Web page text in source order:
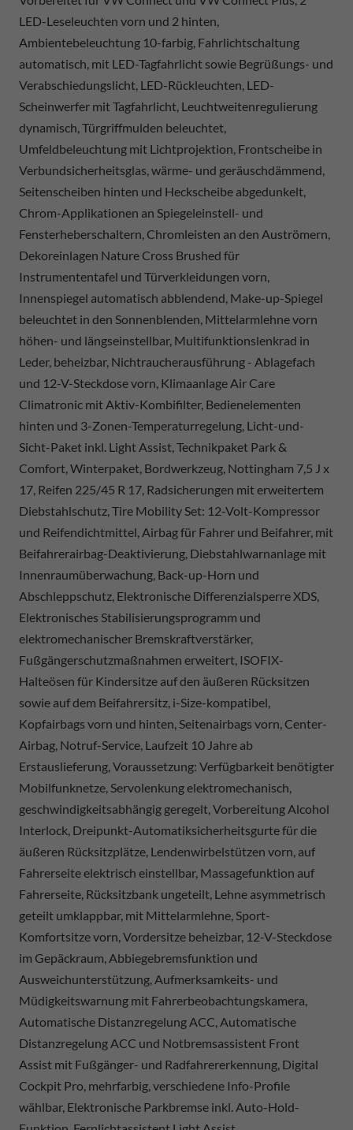
LED-Leseleuchten vorn und 2 hinten,
Ambientebeleuchtung 10-farbig, Fahrlichtschaltung
automatisch, mit LED-Tagfahrlicht sowie Begrüßungs- und
Verabschiedungslicht, LED-Rückleuchten, LED-
Scheinwerfer mit Tagfahrlicht, Leuchtweitenregulierung
dynamisch, Türgriffmulden beleuchtet,
Umfeldbeleuchtung mit Lichtprojektion, Frontscheibe in
Verbundsicherheitsglas, wärme- und geräuschdämmend,
Seitenscheiben hinten und Heckscheibe abgedunkelt,
Chrom-Applikationen an Spiegeleinstell- und
Fensterheberschaltern, Chromleisten an den Auströmern,
Dekoreinlagen Nature Cross Brushed für
Instrumententafel und Türverkleidungen vorn,
Innenspiegel automatisch abblendend, Make-up-Spiegel
beleuchtet in den Sonnenblenden, Mittelarmlehne vorn
höhen- und längseinstellbar, Multifunktionslenkrad in
Leder, beheizbar, Nichtraucherausführung - Ablagefach
und 12-V-Steckdose vorn, Klimaanlage Air Care
Climatronic mit Aktiv-Kombifilter, Bedienelementen
hinten und 3-Zonen-Temperaturregelung, Licht-und-
Sicht-Paket inkl. Light Assist, Technikpaket Park &
Comfort, Winterpaket, Bordwerkzeug, Nottingham 7,5 J x
17, Reifen 225/45 R 17, Radsicherungen mit erweitertem
Diebstahlschutz, Tire Mobility Set: 12-Volt-Kompressor
und Reifendichtmittel, Airbag für Fahrer und Beifahrer, mit
Beifahrerairbag-Deaktivierung, Diebstahlwarnanlage mit
Innenraumüberwachung, Back-up-Horn und
Abschleppschutz, Elektronische Differenzialsperre XDS,
Elektronisches Stabilisierungsprogramm und
elektromechanischer Bremskraftverstärker,
Fußgängerschutzmaßnahmen erweitert, ISOFIX-
Halteösen für Kindersitze auf den äußeren Rücksitzen
sowie auf dem Beifahrersitz, i-Size-kompatibel,
Kopfairbags vorn und hinten, Seitenairbags vorn, Center-
Airbag, Notruf-Service, Laufzeit 10 Jahre ab
Erstauslieferung, Voraussetzung: Verfügbarkeit benötigter
Mobilfunknetze, Servolenkung elektromechanisch,
geschwindigkeitsabhängig geregelt, Vorbereitung Alcohol
Interlock, Dreipunkt-Automatiksicherheitsgurte für die
äußeren Rücksitzplätze, Lendenwirbelstützen vorn, auf
Fahrerseite elektrisch einstellbar, Massagefunktion auf
Fahrerseite, Rücksitzbank ungeteilt, Lehne asymmetrisch
geteilt umklappbar, mit Mittelarmlehne, Sport-
Komfortsitze vorn, Vordersitze beheizbar, 12-V-Steckdose
im Gepäckraum, Abbiegebremsfunktion und
Ausweichunterstützung, Aufmerksamkeits- und
Müdigkeitswarnung mit Fahrerbeobachtungskamera,
Automatische Distanzregelung ACC, Automatische
Distanzregelung ACC und Notbremsassistent Front
Assist mit Fußgänger- und Radfahrererkennung, Digital
Cockpit Pro, mehrfarbig, verschiedene Info-Profile
wählbar, Elektronische Parkbremse inkl. Auto-Hold-